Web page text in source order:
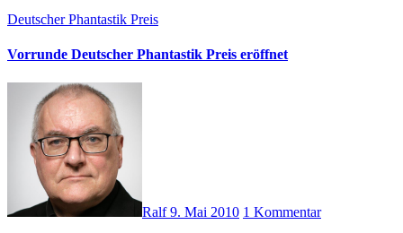
Deutscher Phantastik Preis
Vorrunde Deutscher Phantastik Preis eröffnet
Ralf9. Mai 2010 1 Kommentar